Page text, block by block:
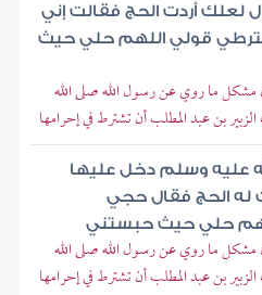
لعلك أردت الحج فقالت إني
قولي اللهم حلي حيث
ما روي عن رسول الله صلى الله
بن عبد المطلب أن تشترط في إحرامها
عليه وسلم دخل عليها
الحج فقال حجي
حلي حيث حبستني
ما روي عن رسول الله صلى الله
بن عبد المطلب أن تشترط في إحرامها